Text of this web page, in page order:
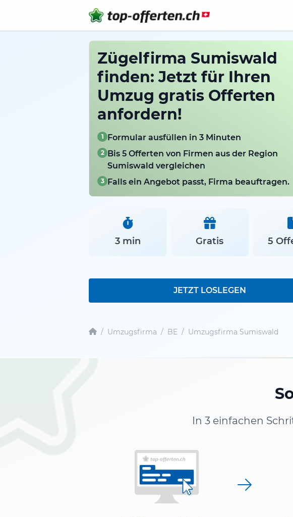
Zügelfirma Sumiswald
finden: Jetzt für Ihren
Umzug gratis Offerten
anfordern!
1 Formular ausfüllen in 3 Minuten
2 Bis 5 Offerten von Firmen aus der Region
Sumiswald vergleichen
3 Falls ein Angebot passt, Firma beauftragen.
3 min Gratis 5
JETZT LOSLEGEN
/ Umzugsfirma / BE / Umzugsfirma Sumiswald
In 3 einfachen